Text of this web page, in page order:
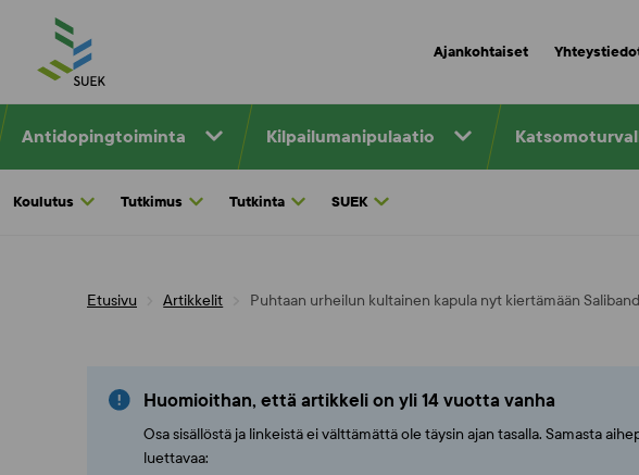
content
Ajankohtaiset
Antidopingtoiminta Kilpailumanipulaatio
Koulutus Tutkimus Tutkinta SUEK
Etusivu Artikkelit Puhtaan urheilun kultainen kapula nyt kiertämään
Huomioithan, että artikkeli on yli 14 vuotta vanha
Osa sisällöstä ja linkeistä ei välttämättä ole täysin ajan tasalla. Samasta
luettavaa: